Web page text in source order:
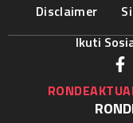
Disclaimer
Ikuti